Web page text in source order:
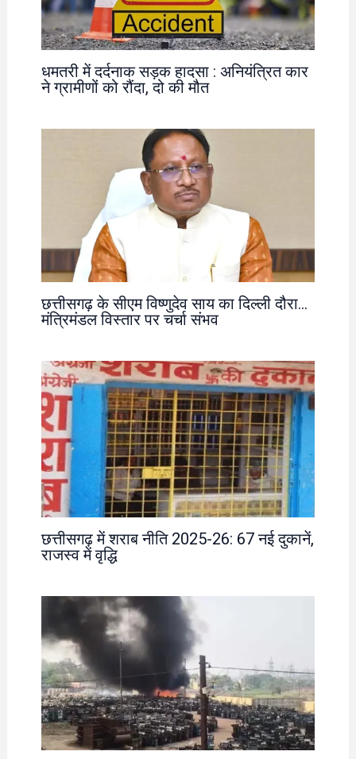
धमतरी में दर्दनाक सड़क हादसा : अनियंत्रित कार
ने ग्रामीणों को रौंदा, दो की मौत
छत्तीसगढ़ के सीएम विष्णुदेव साय का दिल्ली दौरा…
मंत्रिमंडल विस्तार पर चर्चा संभव
छत्तीसगढ़ में शराब नीति 2025-26: 67 नई दुकानें,
राजस्व में वृद्धि